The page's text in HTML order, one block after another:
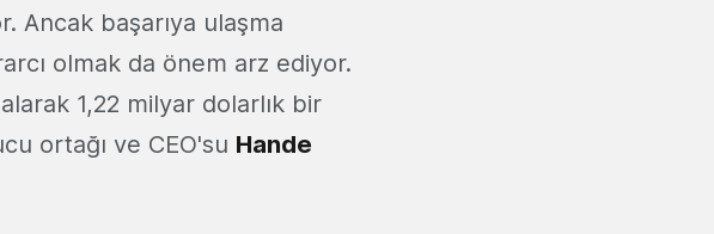
Ancak başarıya ulaşma
olmak da önem arz ediyor.
alarak 1,22 milyar dolarlık bir
ortağı ve CEO'su Hande